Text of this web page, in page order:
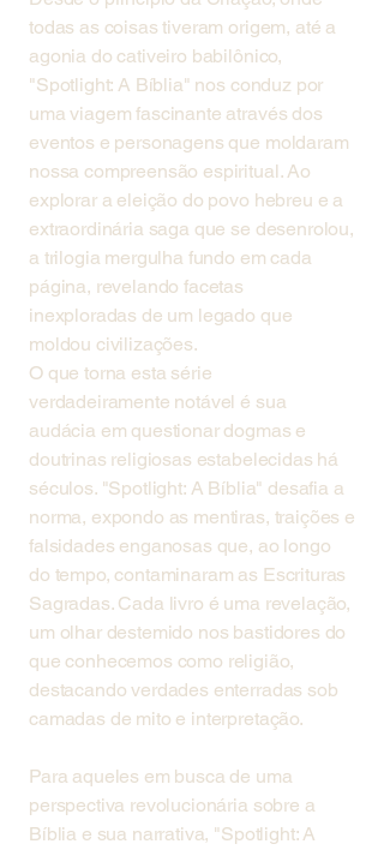
todas as coisas tiveram origem, até a
agonia do cativeiro babilônico,
"Spotlight: A Bíblia" nos conduz por
uma viagem fascinante através dos
eventos e personagens que moldaram
nossa compreensão espiritual. Ao
explorar a eleição do povo hebreu e a
extraordinária saga que se desenrolou,
a trilogia mergulha fundo em cada
página, revelando facetas
inexploradas de um legado que
moldou civilizações.
O que torna esta série
verdadeiramente notável é sua
audácia em questionar dogmas e
doutrinas religiosas estabelecidas há
séculos. "Spotlight: A Bíblia" desafia a
norma, expondo as mentiras, traições e
falsidades enganosas que, ao longo
do tempo, contaminaram as Escrituras
Sagradas. Cada livro é uma revelação,
um olhar destemido nos bastidores do
que conhecemos como religião,
destacando verdades enterradas sob
camadas de mito e interpretação.
Para aqueles em busca de uma
perspectiva revolucionária sobre a
Bíblia e sua narrativa, "Spotlight: A